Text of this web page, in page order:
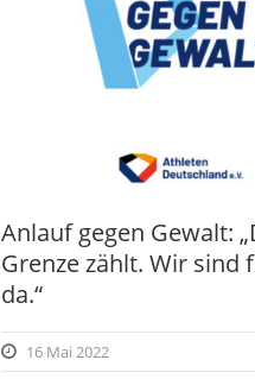
Anlauf gegen Gewalt:
Grenze zählt. Wir sind
da.“
16 Mai 2022